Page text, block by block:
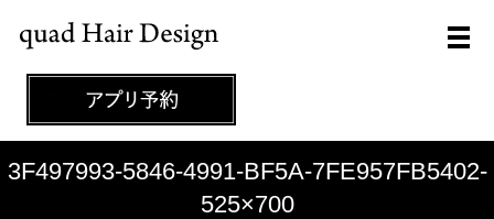
メ
3F497993-5846-4991-BF5A-7FE957FB5402-
525×700